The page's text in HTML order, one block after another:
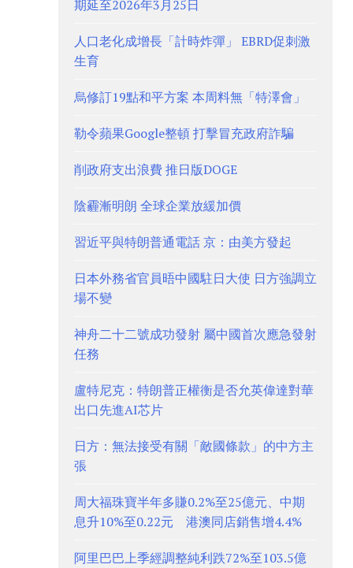
期延至2026年3月25日
人口老化成增長「計時炸彈」 EBRD促刺激
生育
烏修訂19點和平方案 本周料無「特澤會」
勒令蘋果Google整頓 打擊冒充政府詐騙
削政府支出浪費 推日版DOGE
陰霾漸明朗 全球企業放緩加價
習近平與特朗普通電話 京：由美方發起
日本外務省官員晤中國駐日大使 日方強調立
場不變
神舟二十二號成功發射 屬中國首次應急發射
任務
盧特尼克：特朗普正權衡是否允英偉達對華
出口先進AI芯片
日方：無法接受有關「敵國條款」的中方主
張
周大福珠寶半年多賺0.2%至25億元、中期
息升10%至0.22元 港澳同店銷售增4.4%
阿里巴巴上季經調整純利跌72%至103.5億